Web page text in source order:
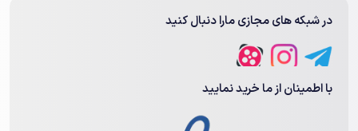
در شبکه های مجازی مارا دنبال کنید
با اطمینان از ما خرید نمایید